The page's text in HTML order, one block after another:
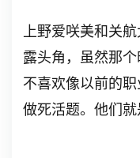
上野爱咲美和关
露头角，虽然那
不喜欢像以前的
做死活题。他们就